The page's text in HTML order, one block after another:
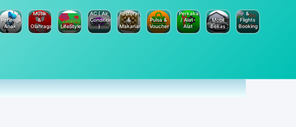
Perlengkapan
Anak
Musik
&
Olahraga
LifeStyle
AC ( Air
Conditioner
)
Restoran
&
Makanan
Pulsa &
Voucher
Perkakas
/ Alat-
Alat
Mobil
Bekas
&
Flights
Booking